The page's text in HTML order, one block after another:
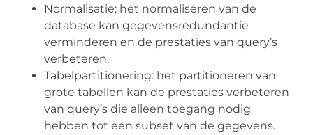
Normalisatie: het normaliseren van de
database kan gegevensredundantie
verminderen en de prestaties van query’s
verbeteren.
Tabelpartitionering: het partitioneren van
grote tabellen kan de prestaties verbeteren
van query’s die alleen toegang nodig
hebben tot een subset van de gegevens.